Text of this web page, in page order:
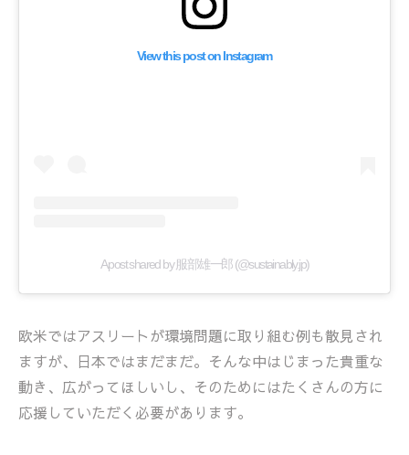
View this post on Instagram
A post shared by 服部雄一郎 (@sustainably.jp)
欧米ではアスリートが環境問題に取り組む例も散見され
ますが、日本ではまだまだ。そんな中はじまった貴重な
動き、広がってほしいし、そのためにはたくさんの方に
応援していただく必要があります。